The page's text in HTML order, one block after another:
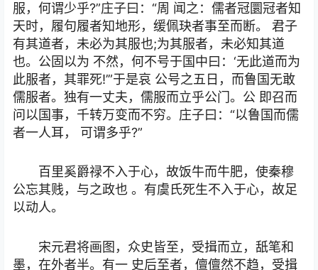
服，何谓少乎?”庄子曰：“周 闻之：儒者冠圜冠者知
天时，履句履者知地形，缓佩玦者事至而断。 君子
有其道者，未必为其服也;为其服者，未必知其道
也。公固以为 不然，何不号于国中曰：‘无此道而为
此服者，其罪死!’”于是哀 公号之五日，而鲁国无敢
儒服者。独有一丈夫，儒服而立乎公门。公 即召而
问以国事，千转万变而不穷。庄子曰：“以鲁国而儒
者一人耳， 可谓多乎?”
百里奚爵禄不入于心，故饭牛而牛肥，使秦穆
公忘其贱，与之政也 。有虞氏死生不入于心，故足
以动人。
宋元君将画图，众史皆至，受揖而立，舐笔和
墨，在外者半。有一 史后至者，儃儃然不趋，受揖